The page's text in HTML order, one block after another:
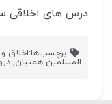
درس های اخلاقی
برچسب‌ها:اخلاق
المسلمین همتیان,